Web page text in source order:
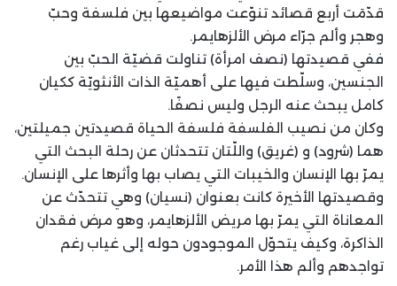
قدّمَت أربع قصائد تنوّعت مواضيعها بين فلسفة وحبّ
وهجر وألم جرّاء مرض الألزهايمر.
ففي قصيدتها (نصف امرأة) تناولت قضيّة الحبّ بين
الجنسين، وسلّطت فيها على أهميّة الذات الأنثويّة ككيان
كامل يبحث عنه الرجل وليس نصفًا.
وكان من نصيب الفلسفة فلسفة الحياة قصيدتين جميلتين،
هما (شرود) و (غريق) واللّتان تتحدثان عن رحلة البحث التي
يمرّ بها الإنسان والخيبات التي يصاب بها وأثرها على الإنسان.
وقصيدتها الأخيرة كانت بعنوان (نسيان) وهي تتحدّث عن
المعاناة التي يمرّ بها مريض الألزهايمر، وهو مرض فقدان
الذاكرة، وكيف يتحوّل الموجودون حوله إلى غياب رغم
تواجدهم وألم هذا الأمر.